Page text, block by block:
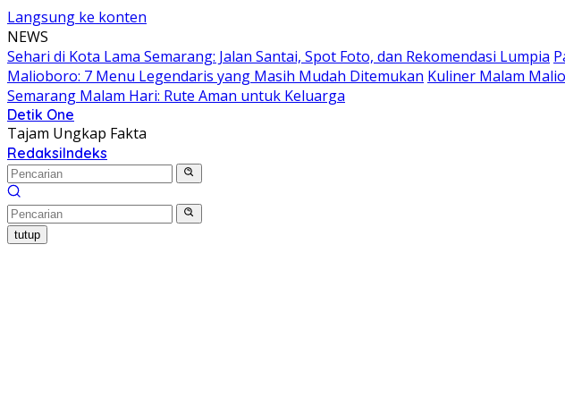
Langsung ke konten
NEWS
Sehari di Kota Lama Semarang: Jalan Santai, Spot Foto, dan Rekomendasi Lumpia
Malioboro: 7 Menu Legendaris yang Masih Mudah Ditemukan Kuliner Malam
Semarang Malam Hari: Rute Aman untuk Keluarga
Detik One
Tajam Ungkap Fakta
RedaksiIndeks
tutup